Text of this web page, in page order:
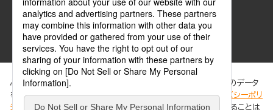
ぶんか社が運営するサイトでは、利便性向上のためにCookie等のデータ
を使用しています。 当社のCookieについての詳細は、「プライバシーポリ
シー
」をご覧ください。当サイトでは、訪問者の個人情報を追跡することは